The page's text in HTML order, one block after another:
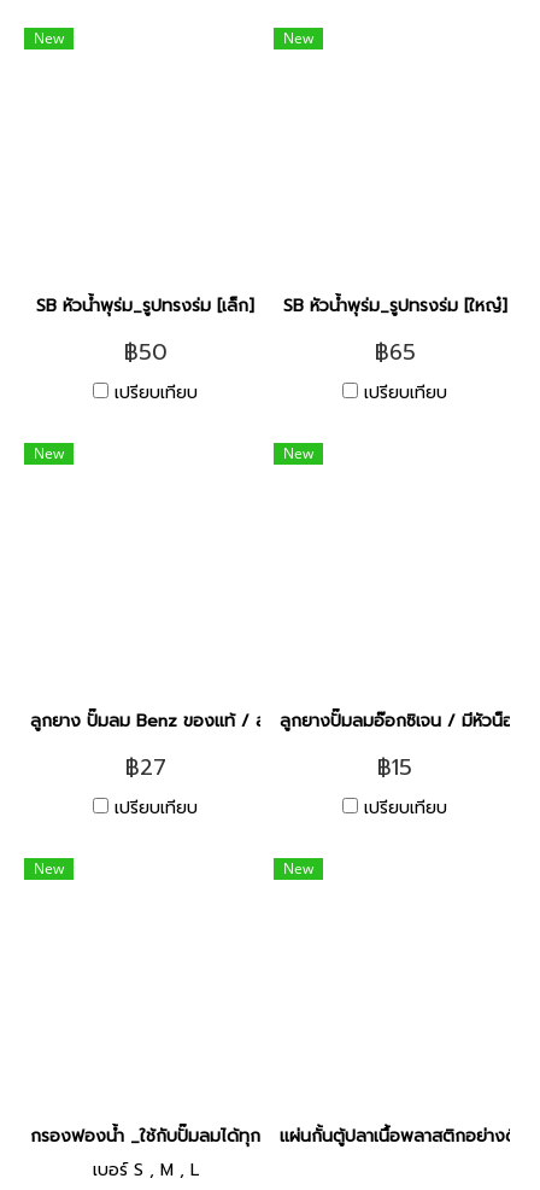
New
SB หัวน้ำพุร่ม_รูปทรงร่ม [เล็ก]
฿50
เปรียบเทียบ
New
SB หัวน้ำพุร่ม_รูปทรงร่ม [ใหญ๋]
฿65
เปรียบเทียบ
New
ลูกยาง ปั๊มลม Benz ของแท้ / ลูกยางปั๊มเบนซ์ [ชิ้น]
฿27
เปรียบเทียบ
New
ลูกยางปั๊มลมอ๊อกซิเจน / มีหัวน็อต
฿15
เปรียบเทียบ
New
กรองฟองน้ำ _ใช้กับปั๊มลมได้ทุกชนิด [S]
เบอร์ S , M , L
New
แผ่นกั้นตู้ปลาเนื้อพลาสติกอย่างดี